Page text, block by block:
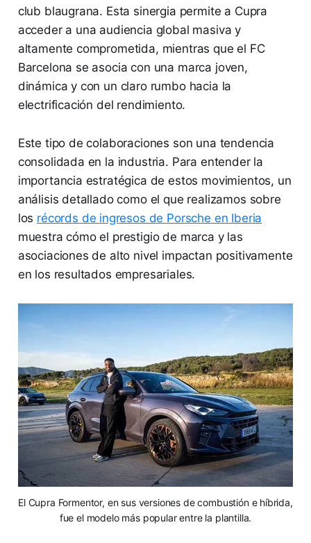
club blaugrana. Esta sinergia permite a Cupra
acceder a una audiencia global masiva y
altamente comprometida, mientras que el FC
Barcelona se asocia con una marca joven,
dinámica y con un claro rumbo hacia la
electrificación del rendimiento.
Este tipo de colaboraciones son una tendencia
consolidada en la industria. Para entender la
importancia estratégica de estos movimientos, un
análisis detallado como el que realizamos sobre
los récords de ingresos de Porsche en Iberia
muestra cómo el prestigio de marca y las
asociaciones de alto nivel impactan positivamente
en los resultados empresariales.
El Cupra Formentor, en sus versiones de combustión e híbrida,
fue el modelo más popular entre la plantilla.